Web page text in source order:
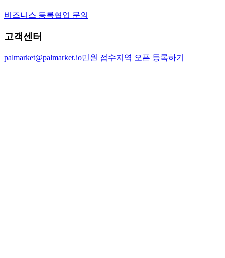
비즈니스 등록협업 문의
고객센터
palmarket@palmarket.io민원 접수지역 오픈 등록하기